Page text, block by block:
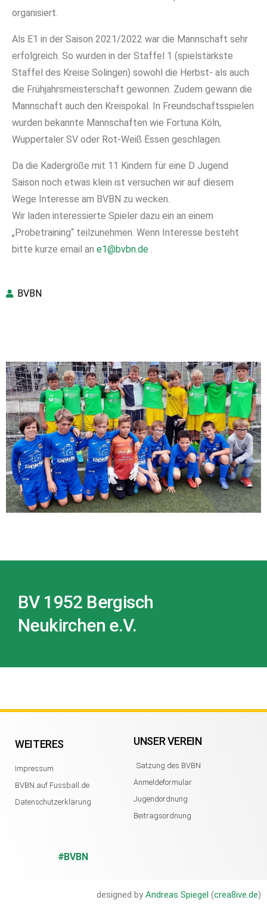
organisiert.
Als E1 in der Saison 2021/2022 war die Mannschaft sehr
erfolgreich. So wurden in der Staffel 1 (spielstärkste
Staffel des Kreise Solingen) sowohl die Herbst- als auch
die Frühjahrsmeisterschaft gewonnen. Zudem gewann die
Mannschaft auch den Kreispokal. In Freundschaftsspielen
wurden bekannte Mannschaften wie Fortuna Köln,
Wuppertaler SV oder Rot-Weiß Essen geschlagen.
Da die Kadergröße mit 11 Kindern für eine D Jugend
Saison noch etwas klein ist versuchen wir auf diesem
Wege Interesse am BVBN zu wecken.
Wir laden interessierte Spieler dazu ein an einem
„Probetraining“ teilzunehmen. Wenn Interesse besteht
bitte kurze email an e1@bvbn.de .
BVBN
BV 1952 Bergisch
Neukirchen e.V.
WEITERES
Impressum
BVBN auf Fussball.de
Datenschutzerklärung
UNSER VEREIN
Satzung des BVBN
Anmeldeformular
Jugendordnung
Beitragsordnung
#BVBN
designed by Andreas Spiegel (crea8ive.de)